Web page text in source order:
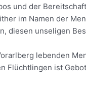
und der
im Namen der
diesen unseligen
lebenden
Flüchtlingen ist